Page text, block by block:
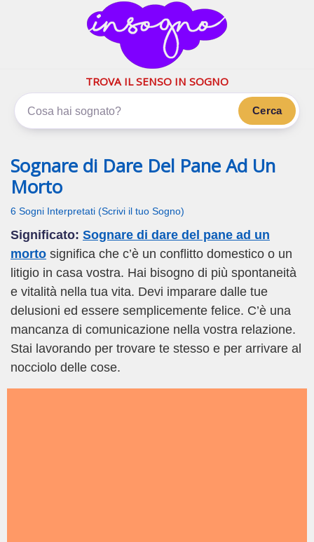
inSogno.com
I sogni significano di piùTROVA IL SENSO IN SOGNO
Cerca
Sognare di Dare Del Pane Ad Un
Morto
6 Sogni Interpretati (Scrivi il tuo Sogno)
Significato: Sognare di dare del pane ad un
morto significa che c’è un conflitto domestico o un
litigio in casa vostra. Hai bisogno di più spontaneità
e vitalità nella tua vita. Devi imparare dalle tue
delusioni ed essere semplicemente felice. C’è una
mancanza di comunicazione nella vostra relazione.
Stai lavorando per trovare te stesso e per arrivare al
nocciolo delle cose.